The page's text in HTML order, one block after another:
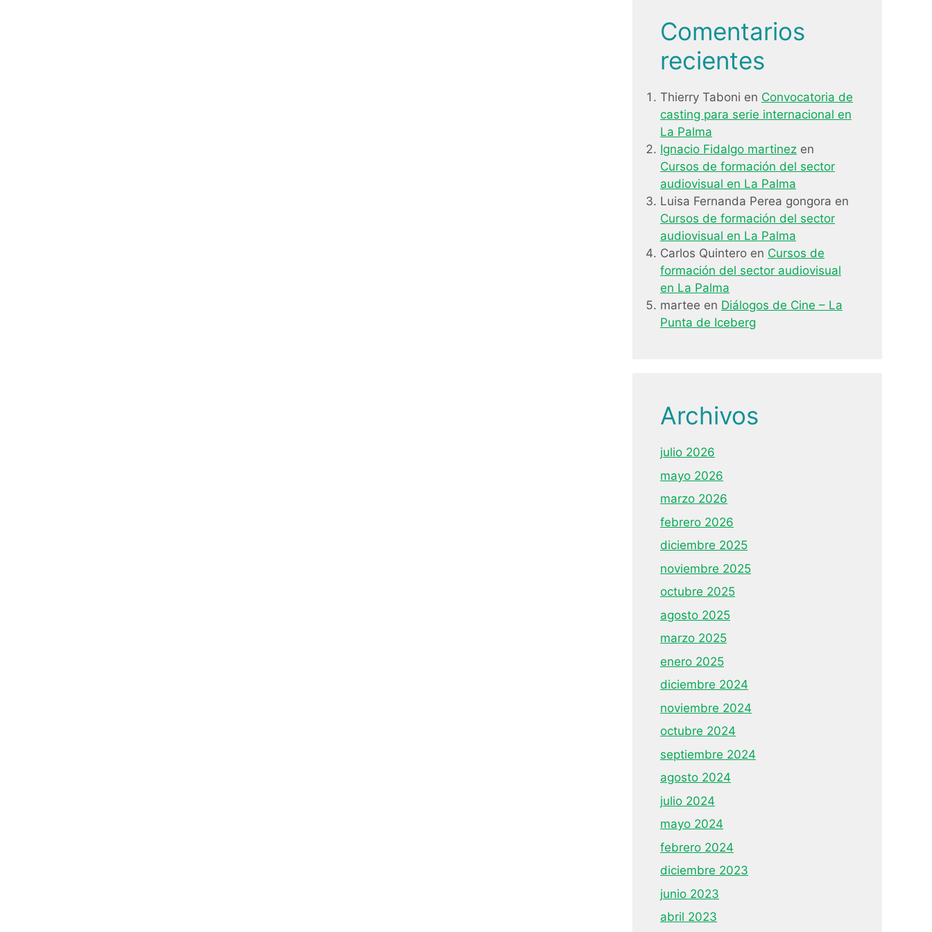
Comentarios
recientes
Thierry Taboni en Convocatoria de
casting para serie internacional en
La Palma
Ignacio Fidalgo martinez en
Cursos de formación del sector
audiovisual en La Palma
Luisa Fernanda Perea gongora en
Cursos de formación del sector
audiovisual en La Palma
Carlos Quintero en Cursos de
formación del sector audiovisual
en La Palma
martee en Diálogos de Cine – La
Punta de Iceberg
Archivos
julio 2026
mayo 2026
marzo 2026
febrero 2026
diciembre 2025
noviembre 2025
octubre 2025
agosto 2025
marzo 2025
enero 2025
diciembre 2024
noviembre 2024
octubre 2024
septiembre 2024
agosto 2024
julio 2024
mayo 2024
febrero 2024
diciembre 2023
junio 2023
abril 2023